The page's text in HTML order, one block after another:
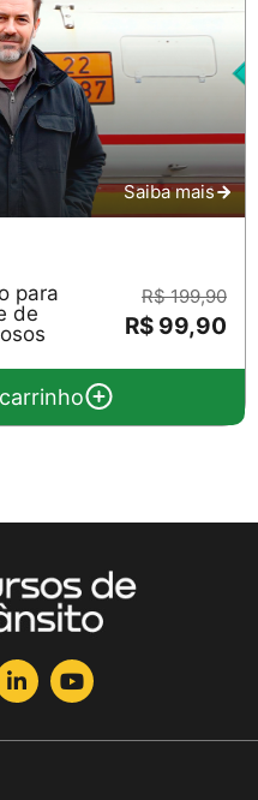
Saiba mais
para
de
R$ 199,90
R$ 99,90